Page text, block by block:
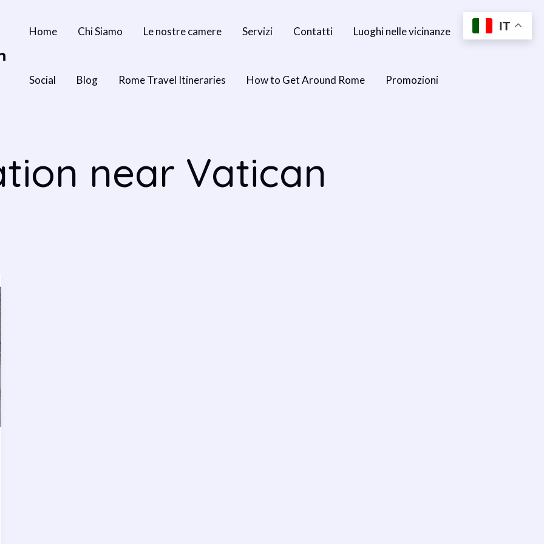
Home Chi Siamo Le nostre camere Servizi Contatti Luoghi nelle vicinanze
Social Blog Rome Travel Itineraries How to Get Around Rome Promozioni
near Vatican
IT